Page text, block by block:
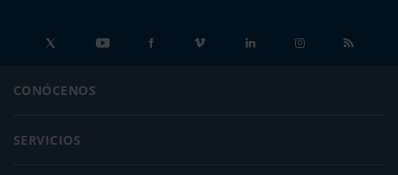
CONÓCENOS
SERVICIOS